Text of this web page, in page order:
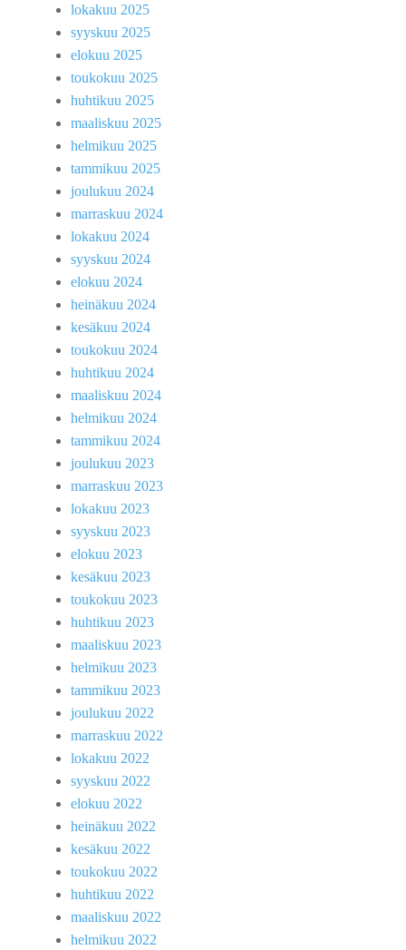
lokakuu 2025
syyskuu 2025
elokuu 2025
toukokuu 2025
huhtikuu 2025
maaliskuu 2025
helmikuu 2025
tammikuu 2025
joulukuu 2024
marraskuu 2024
lokakuu 2024
syyskuu 2024
elokuu 2024
heinäkuu 2024
kesäkuu 2024
toukokuu 2024
huhtikuu 2024
maaliskuu 2024
helmikuu 2024
tammikuu 2024
joulukuu 2023
marraskuu 2023
lokakuu 2023
syyskuu 2023
elokuu 2023
kesäkuu 2023
toukokuu 2023
huhtikuu 2023
maaliskuu 2023
helmikuu 2023
tammikuu 2023
joulukuu 2022
marraskuu 2022
lokakuu 2022
syyskuu 2022
elokuu 2022
heinäkuu 2022
kesäkuu 2022
toukokuu 2022
huhtikuu 2022
maaliskuu 2022
helmikuu 2022